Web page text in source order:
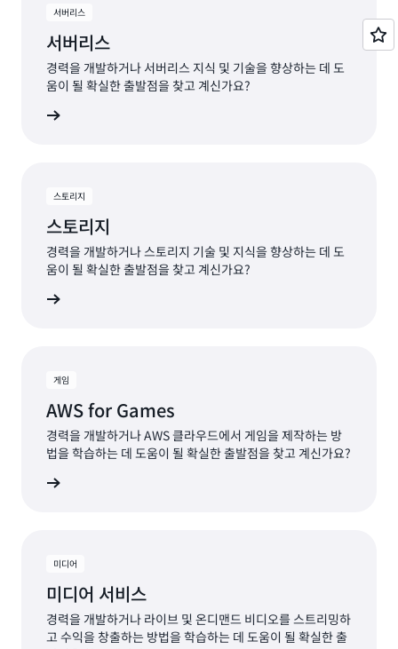
서버리스
서버리스
경력을 개발하거나 서버리스 지식 및 기술을 향상하는 데 도
움이 될 확실한 출발점을 찾고 계신가요?
스토리지
스토리지
경력을 개발하거나 스토리지 기술 및 지식을 향상하는 데 도
움이 될 확실한 출발점을 찾고 계신가요?
게임
AWS for Games
경력을 개발하거나 AWS 클라우드에서 게임을 제작하는 방
법을 학습하는 데 도움이 될 확실한 출발점을 찾고 계신가요?
미디어
미디어 서비스
경력을 개발하거나 라이브 및 온디맨드 비디오를 스트리밍하
고 수익을 창출하는 방법을 학습하는 데 도움이 될 확실한 출